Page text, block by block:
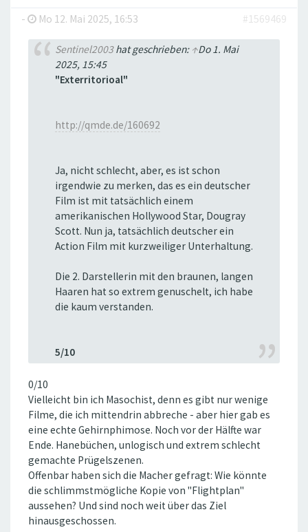
-
Mo 12. Mai 2025, 16:53 #1569469
Sentinel2003hat geschrieben: ↑Do 1. Mai
2025, 15:45
"Exterritorioal"
http://qmde.de/160692
Ja, nicht schlecht, aber, es ist schon
irgendwie zu merken, das es ein deutscher
Film ist mit tatsächlich einem
amerikanischen Hollywood Star, Dougray
Scott. Nun ja, tatsächlich deutscher ein
Action Film mit kurzweiliger Unterhaltung.
Die 2. Darstellerin mit den braunen, langen
Haaren hat so extrem genuschelt, ich habe
die kaum verstanden.
5/10
0/10
Vielleicht bin ich Masochist, denn es gibt nur wenige
Filme, die ich mittendrin abbreche - aber hier gab es
eine echte Gehirnphimose. Noch vor der Hälfte war
Ende. Hanebüchen, unlogisch und extrem schlecht
gemachte Prügelszenen.
Offenbar haben sich die Macher gefragt: Wie könnte
die schlimmstmögliche Kopie von "Flightplan"
aussehen? Und sind noch weit über das Ziel
hinausgeschossen.